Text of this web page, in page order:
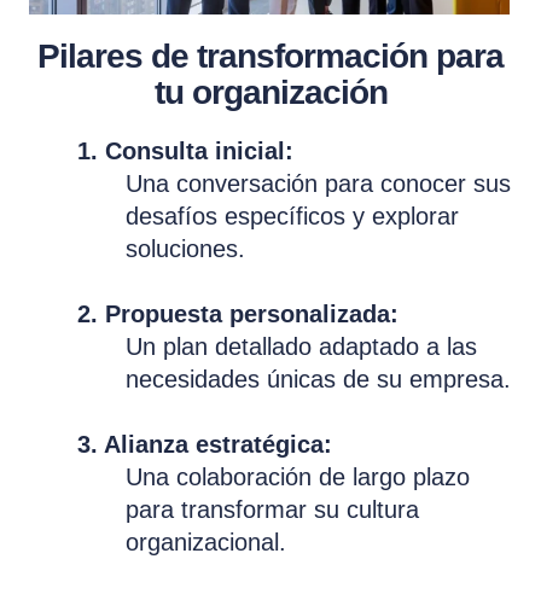
Pilares de transformación para
tu organización
1. Consulta inicial:
Una conversación para conocer sus
desafíos específicos y explorar
soluciones.
2. Propuesta personalizada:
Un plan detallado adaptado a las
necesidades únicas de su empresa.
3. Alianza estratégica:
Una colaboración de largo plazo
para transformar su cultura
organizacional.